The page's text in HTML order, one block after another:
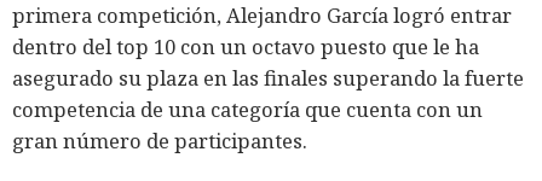
primera competición, Alejandro García logró entrar
dentro del top 10 con un octavo puesto que le ha
asegurado su plaza en las finales superando la fuerte
competencia de una categoría que cuenta con un
gran número de participantes.